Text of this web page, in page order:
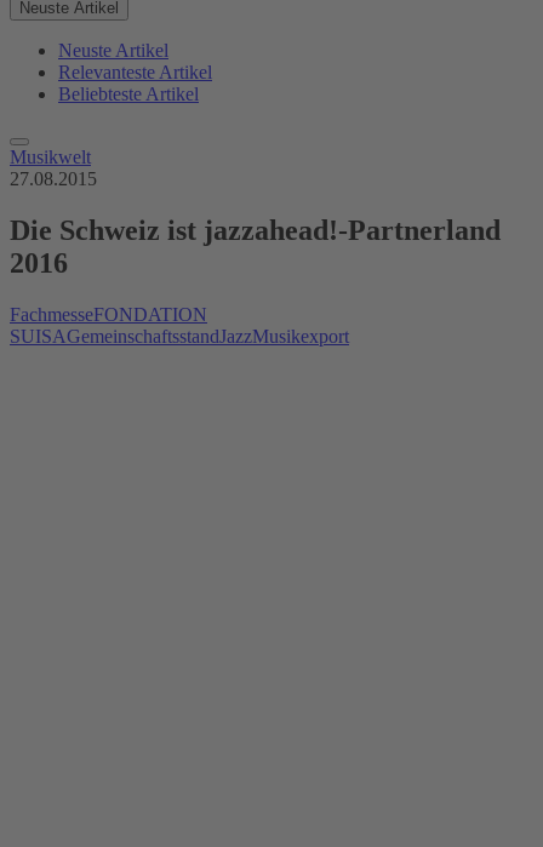
Neuste Artikel
Neuste Artikel
Relevanteste Artikel
Beliebteste Artikel
Musikwelt
27.08.2015
Die Schweiz ist jazzahead!-Partnerland
2016
FachmesseFONDATION
SUISAGemeinschaftsstandJazzMusikexport